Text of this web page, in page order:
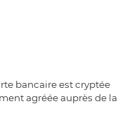
bancaire est cryptée
agréée auprès de la